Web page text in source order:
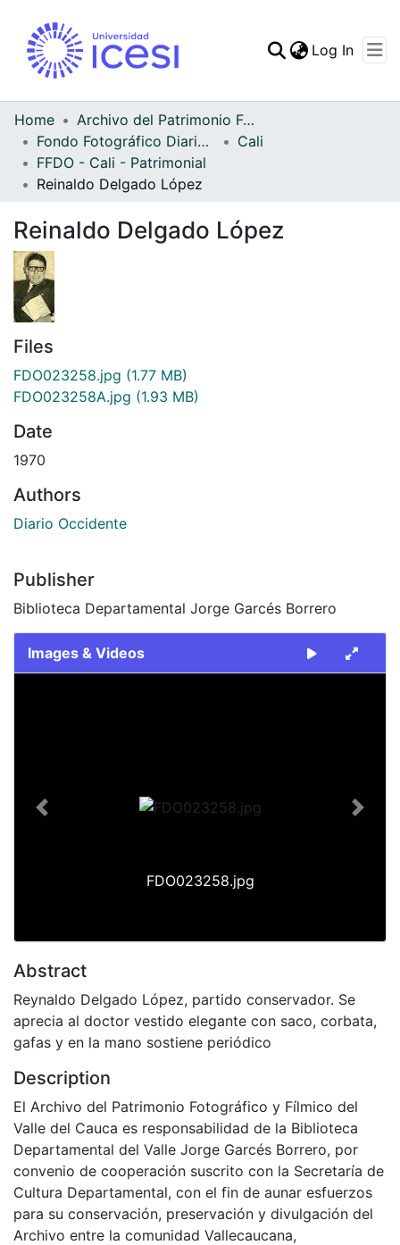
Statistics
Log In
Home
Archivo del Patrimonio Fotográfico y Fílmico del Valle del Cauca
Fondo Fotográfico Diario Occidente
Cali
FFDO - Cali - Patrimonial
Reinaldo Delgado López
Reinaldo Delgado López
Files
FDO023258.jpg (1.77 MB)
FDO023258A.jpg (1.93 MB)
Date
1970
Authors
Diario Occidente
Publisher
Biblioteca Departamental Jorge Garcés Borrero
Images & Videos
FDO023258.jpg
Previous Next
Abstract
Reynaldo Delgado López, partido conservador. Se
aprecia al doctor vestido elegante con saco, corbata,
gafas y en la mano sostiene periódico
Description
El Archivo del Patrimonio Fotográfico y Fílmico del
Valle del Cauca es responsabilidad de la Biblioteca
Departamental del Valle Jorge Garcés Borrero, por
convenio de cooperación suscrito con la Secretaría de
Cultura Departamental, con el fin de aunar esfuerzos
para su conservación, preservación y divulgación del
Archivo entre la comunidad Vallecaucana,